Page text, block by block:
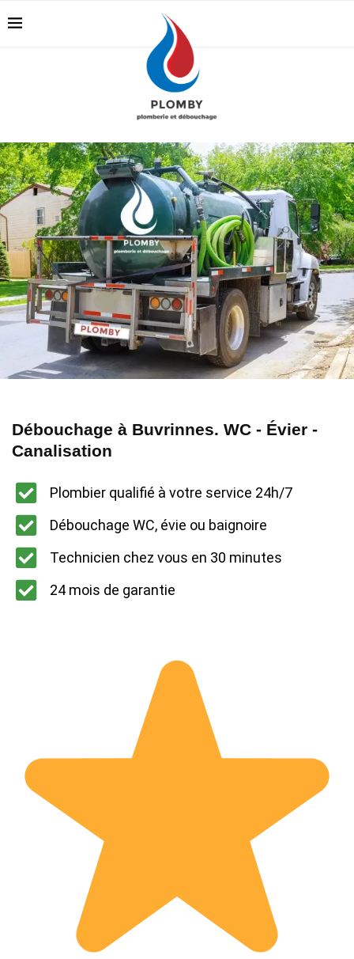
Débouchage à Buvrinnes. WC - Évier -
Canalisation
Plombier qualifié à votre service 24h/7
Débouchage WC, évie ou baignoire
Technicien chez vous en 30 minutes
24 mois de garantie